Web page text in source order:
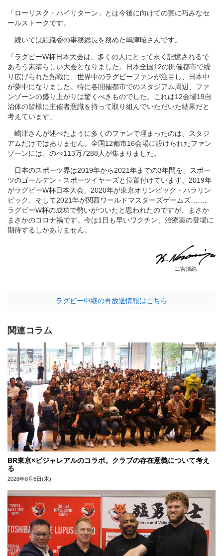
「ローリスク・ハイリターン」とは今後に向けての実に巧みなセ
ールストークです。
続いては組織委の事務総長を務めた嶋津昭さんです。
「ラグビーW杯日本大会は、多くの人にとって永く記憶されるで
あろう素晴らしい大会となりました。日本全国12の開催都市で繰
り広げられた熱戦に、世界中のラグビーファンが注目し、日本中
が夢中になりました。特に各開催都市でのスタジアム周辺、ファ
ンゾーンの盛り上がりは驚くべきものでした。これは12会場19自
治体の皆様に主催者意識を持って取り組んでいただいた結果だと
考えています」
嶋津さんが述べたように多くのファンで埋まったのは、スタジ
アムだけではありません。全国12都市16会場に設けられたファン
ゾーンには、のべ113万7288人が集まりました。
日本のスポーツ界は2019年から2021年までの3年間を、スポー
ツのゴールデン・スポーツイヤーズと位置付けています。2019年
がラグビーW杯日本大会、2020年が東京オリンピック・パラリン
ピック、そして2021年が関西ワールドマスターズゲームズ……。
ラグビーW杯の成功で勢いがついたと思われたのですが、まさか
まさかのコロナ禍です。今は1日も早いワクチン、治療薬の登場に
期待するしかありません。
二宮清純
ラグビー中継の再放送情報はこちら
関連コラム
BR東京×ビジャレアルのコラボ。クラブの存在意義について考え
る
2026年8月6日(木)